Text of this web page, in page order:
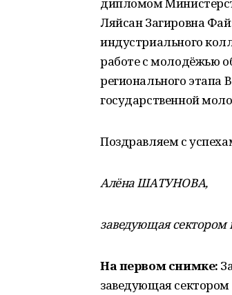
Ляйсан Загировна
индустриального
работе с молодёжью
регионального этапа
государственной
Поздравляем с
Алёна ШАТУНОВА,
заведующая
На первом снимке:
заведующая